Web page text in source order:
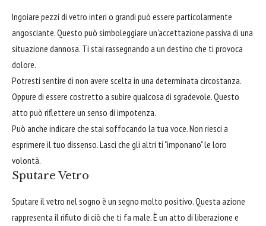
Ingoiare pezzi di vetro interi o grandi può essere particolarmente
angosciante. Questo può simboleggiare un'accettazione passiva di una
situazione dannosa. Ti stai rassegnando a un destino che ti provoca
dolore.
Potresti sentire di non avere scelta in una determinata circostanza.
Oppure di essere costretto a subire qualcosa di sgradevole. Questo
atto può riflettere un senso di impotenza.
Può anche indicare che stai soffocando la tua voce. Non riesci a
esprimere il tuo dissenso. Lasci che gli altri ti "imponano" le loro
volontà.
Sputare Vetro
Sputare il vetro nel sogno è un segno molto positivo. Questa azione
rappresenta il rifiuto di ciò che ti fa male. È un atto di liberazione e